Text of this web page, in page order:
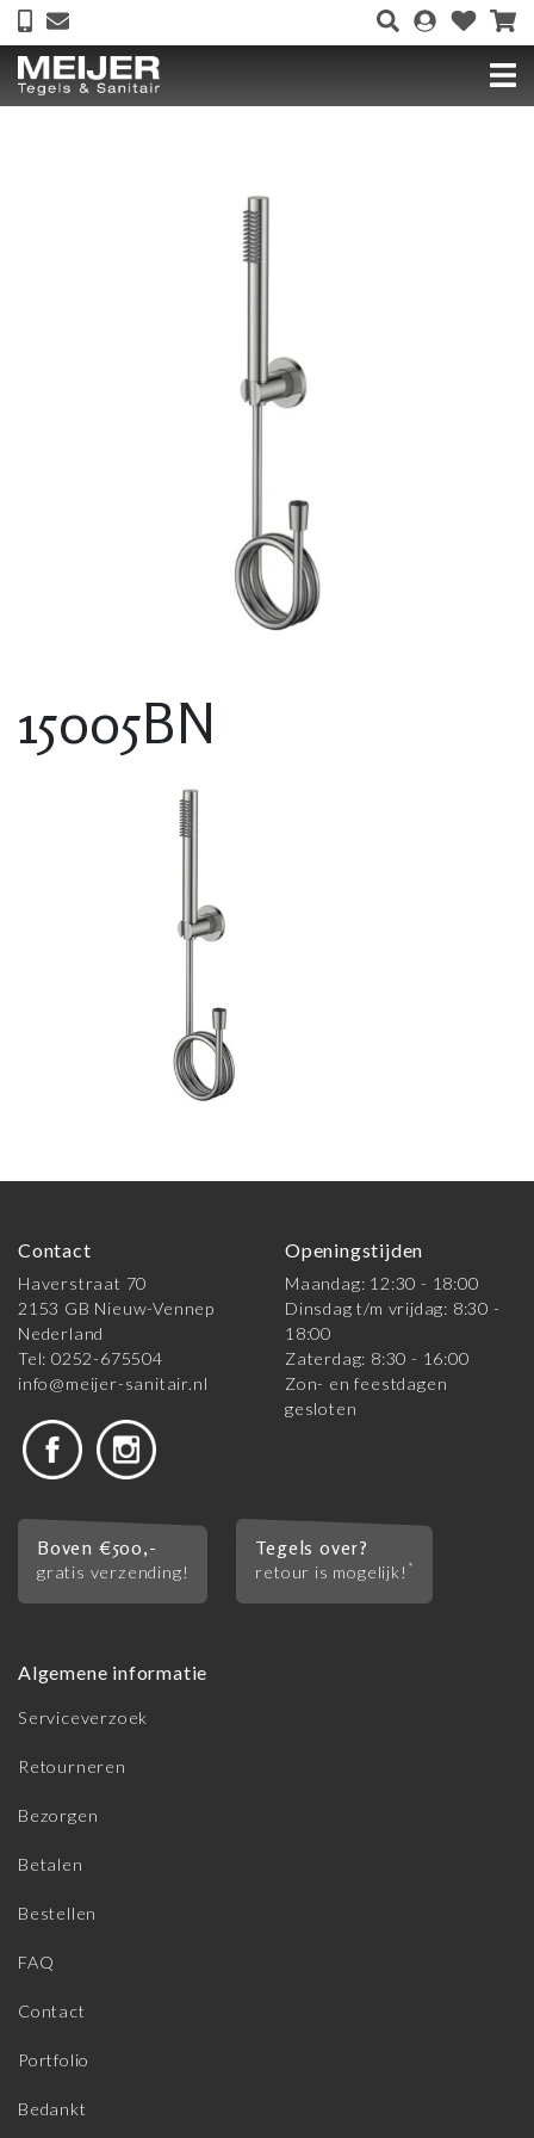
15005BN
Contact
Haverstraat 70
2153 GB Nieuw-Vennep
Nederland
Tel: 0252-675504
info@meijer-sanitair.nl
Openingstijden
Maandag: 12:30 - 18:00
Dinsdag t/m vrijdag: 8:30 -
18:00
Zaterdag: 8:30 - 16:00
Zon- en feestdagen
gesloten
Boven €500,-
gratis verzending!
Tegels over?
retour is mogelijk! *
Algemene informatie
Serviceverzoek
Retourneren
Bezorgen
Betalen
Bestellen
FAQ
Contact
Portfolio
Bedankt